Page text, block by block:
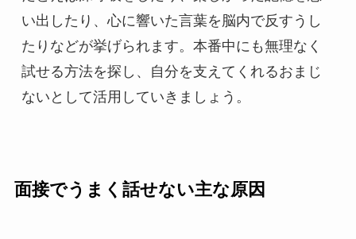
い出したり、心に響いた言葉を脳内で反すうし
たりなどが挙げられます。本番中にも無理なく
試せる方法を探し、自分を支えてくれるおまじ
ないとして活用していきましょう。
面接でうまく話せない主な原因